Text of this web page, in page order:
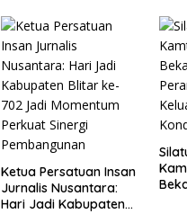
Ketua Persatuan Insan
Jurnalis Nusantara:
Hari Jadi Kabupaten